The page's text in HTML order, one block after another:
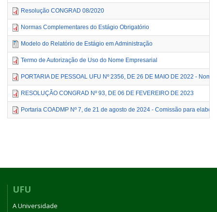
Resolução CONGRAD 08/2020
Normas Complementares do Estágio Obrigatório
Modelo do Relatório de Estágio em Administração
Termo de Autorização de Uso do Nome Empresarial
PORTARIA DE PESSOAL UFU Nº 2356, DE 26 DE MAIO DE 2022 -
RESOLUÇÃO CONGRAD Nº 93, DE 06 DE FEVEREIRO DE 2023
Portaria COADMP Nº 7, de 21 de agosto de 2024 - Comissão para
UFU
A Universidade